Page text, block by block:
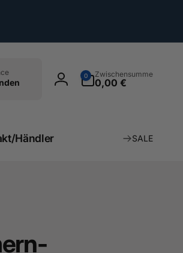
Einloggen
0
Artikel
Zwischensumme
0,00 €
Händler SALE